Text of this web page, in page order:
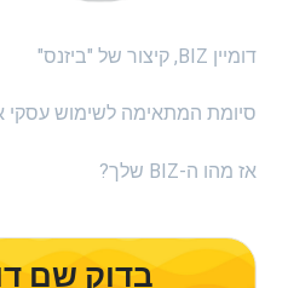
דומיין BIZ, קיצור של "ביזנס"
סיומת המתאימה לשימוש עסקי
אז מהו ה-BIZ שלך?
בדוק שם